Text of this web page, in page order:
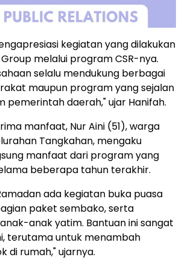
kegiatan yang dilakukan
melalui program CSR-nya.
selalu mendukung berbagai
maupun program yang sejalan
pemerintah daerah," ujar Hanifah.
manfaat, Nur Aini (51), warga
Tangkahan, mengaku
manfaat dari program yang
beberapa tahun terakhir.
ada kegiatan buka puasa
paket sembako, serta
anak yatim. Bantuan ini sangat
terutama untuk menambah
di rumah," ujarnya.